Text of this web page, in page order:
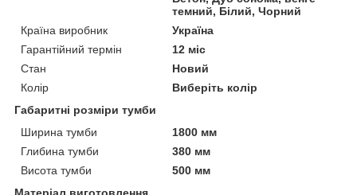
темний, Білий, Чорний
Країна виробник
Україна
Гарантійний термін
12 міс
Стан
Новий
Колір
Виберіть колір
Габаритні розміри тумби
Ширина тумби
1800 мм
Глибина тумби
380 мм
Висота тумби
500 мм
Матеріал виготовлення